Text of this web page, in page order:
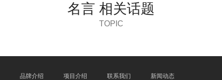
名言 相关话题
TOPIC
品牌介绍 项目介绍 联系我们 新闻动态